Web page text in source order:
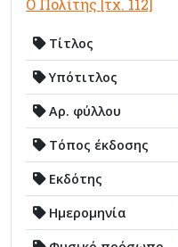
Ο Πολίτης [τχ. 112]
Τίτλος
Υπότιτλος
Αρ. φύλλου
Τόπος έκδοσης
Εκδότης
Ημερομηνία